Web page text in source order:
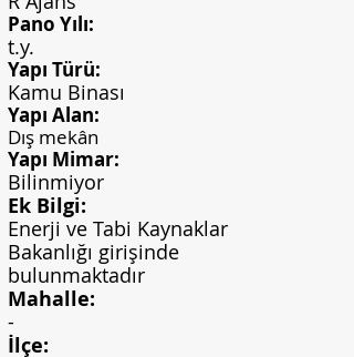
Pano Yılı:
t.y.
Yapı Türü:
Kamu Binası
Yapı Alan:
Dış mekân
Yapı Mimar:
Bilinmiyor
Ek Bilgi:
Enerji ve Tabi Kaynaklar
Bakanlığı girişinde
bulunmaktadır
Mahalle:
-
İlçe: